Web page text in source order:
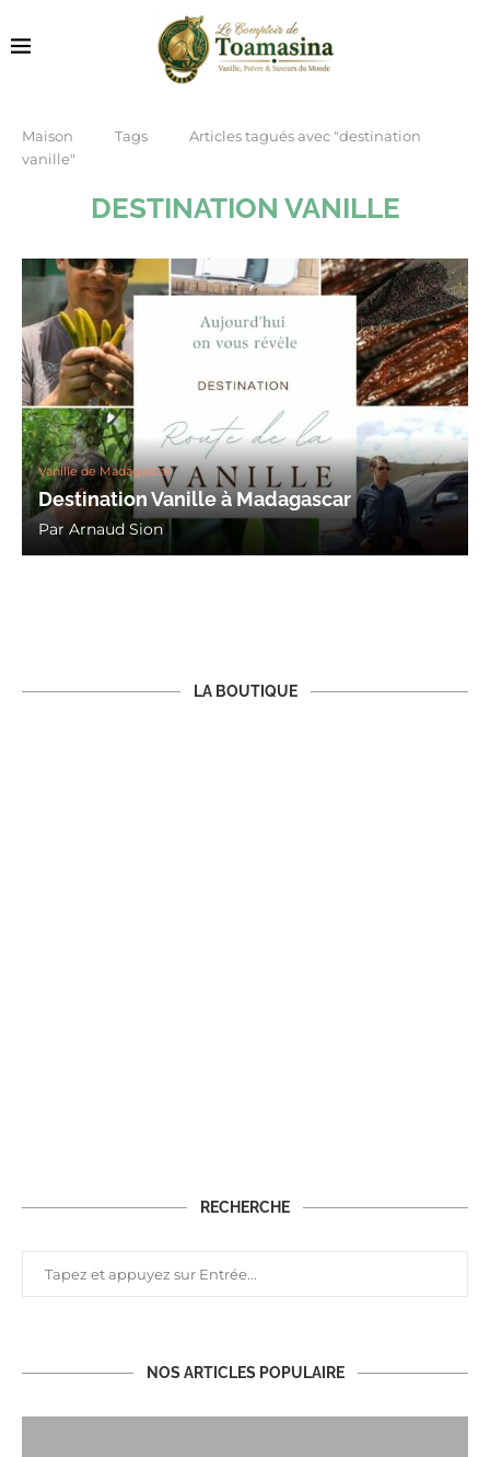
Maison Tags
Articles tagués avec "destination
vanille"
DESTINATION VANILLE
Vanille de Madagascar
Destination Vanille à Madagascar
ParArnaud Sion
LA BOUTIQUE
RECHERCHE
NOS ARTICLES POPULAIRE